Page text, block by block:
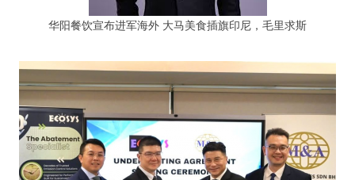
华阳餐饮宣布进军海外 大马美食插旗印尼，毛里求斯